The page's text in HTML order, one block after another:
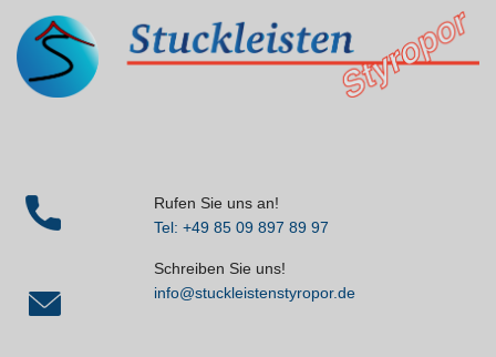
Rufen Sie uns an!
Tel: +49 85 09 897 89 97
Schreiben Sie uns!
info@stuckleistenstyropor.de